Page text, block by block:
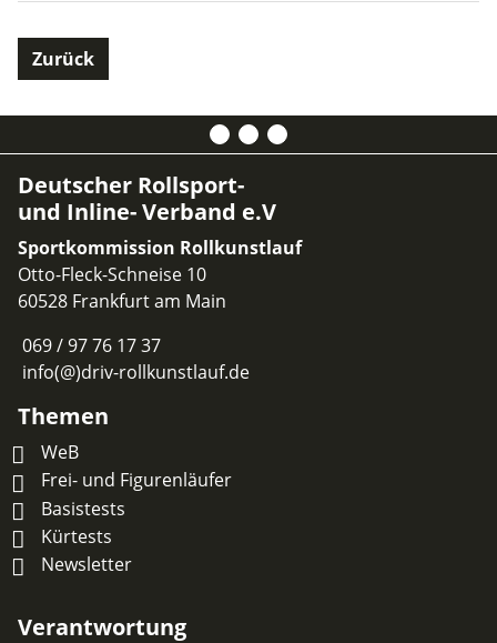
Zurück
Deutscher Rollsport-
und Inline- Verband e.V
Sportkommission Rollkunstlauf
Otto-Fleck-Schneise 10
60528 Frankfurt am Main
069 / 97 76 17 37
info(@)driv-rollkunstlauf.de
Themen
WeB
Frei- und Figurenläufer
Basistests
Kürtests
Newsletter
Verantwortung